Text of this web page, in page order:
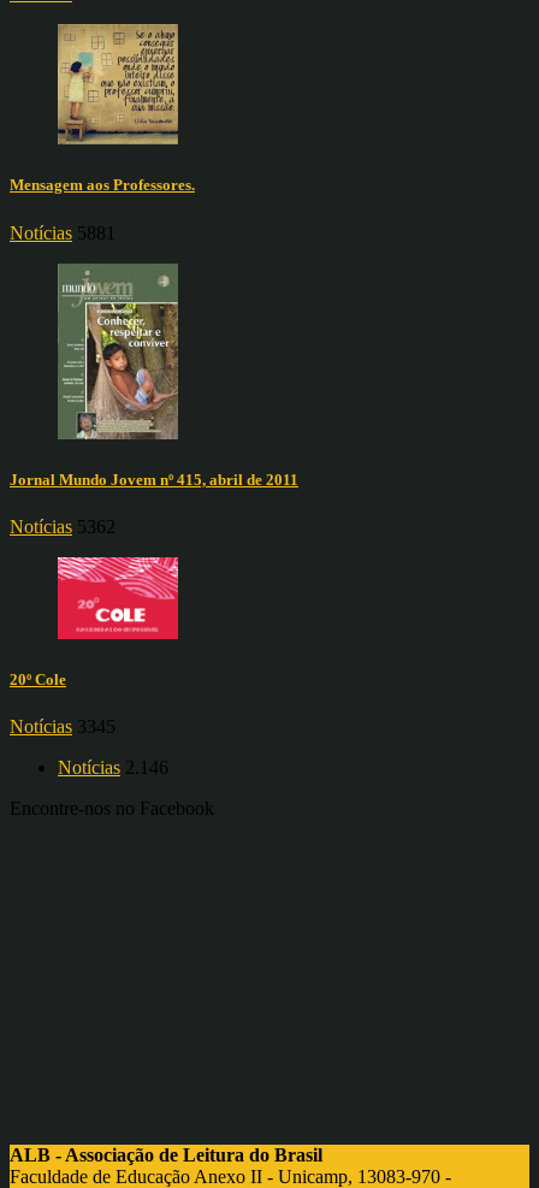
Mensagem aos Professores.
Notícias 5881
Jornal Mundo Jovem nº 415, abril de 2011
Notícias 5362
20º Cole
Notícias 3345
Notícias 2.146
Encontre-nos no Facebook
ALB - Associação de Leitura do Brasil
Faculdade de Educação Anexo II - Unicamp, 13083-970 -